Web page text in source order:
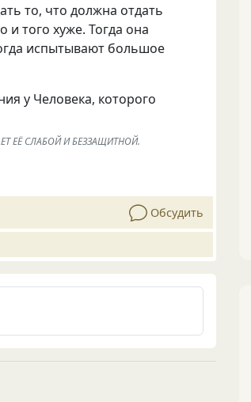
то, что должна отдать
того хуже. Тогда она
испытывают большое
у Человека, которого
ЕЁ СЛАБОЙ И БЕЗЗАЩИТНОЙ.
Обсудить